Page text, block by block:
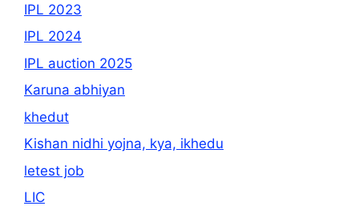
IPL 2023
IPL 2024
IPL auction 2025
Karuna abhiyan
khedut
Kishan nidhi yojna, kya, ikhedu
letest job
LIC